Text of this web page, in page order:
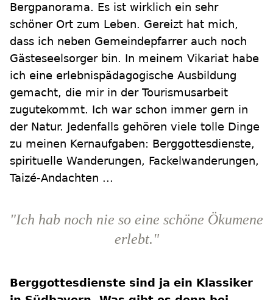
Bergpanorama. Es ist wirklich ein sehr
schöner Ort zum Leben. Gereizt hat mich,
dass ich neben Gemeindepfarrer auch noch
Gästeseelsorger bin. In meinem Vikariat habe
ich eine erlebnispädagogische Ausbildung
gemacht, die mir in der Tourismusarbeit
zugutekommt. Ich war schon immer gern in
der Natur. Jedenfalls gehören viele tolle Dinge
zu meinen Kernaufgaben: Berggottesdienste,
spirituelle Wanderungen, Fackelwanderungen,
Taizé-Andachten ...
"Ich hab noch nie so eine schöne Ökumene
erlebt."
Berggottesdienste sind ja ein Klassiker